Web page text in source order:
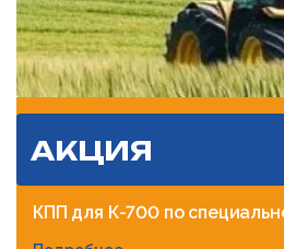
АКЦИЯ
КПП для К-700 по